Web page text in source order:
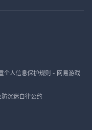
个人信息保护规则 - 网易游戏
沉迷自律公约